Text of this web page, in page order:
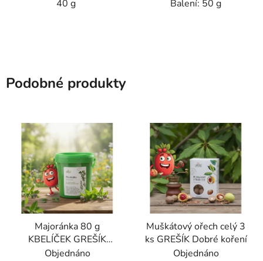
40 g
Balení: 50 g
Podobné produkty
Majoránka 80 g
KBELÍČEK GREŠÍK
Dobré koření
Objednáno
Muškátový ořech celý 3
ks GREŠÍK Dobré koření
Objednáno